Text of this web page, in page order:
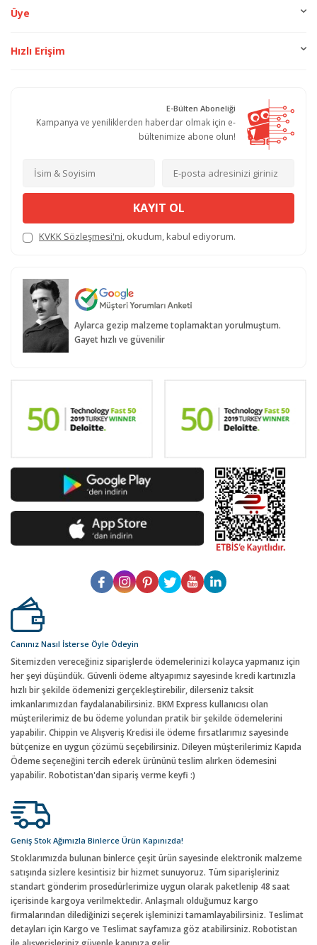
Üye
Hızlı Erişim
E-Bülten Aboneliği
Kampanya ve yeniliklerden haberdar olmak için e-
bültenimize abone olun!
KAYIT OL
KVKK Sözleşmesi'ni, okudum, kabul ediyorum.
Aylarca gezip malzeme toplamaktan yorulmuştum.
Gayet hızlı ve güvenilir
Canınız Nasıl İsterse Öyle Ödeyin
Sitemizden vereceğiniz siparişlerde ödemelerinizi kolayca yapmanız için
her şeyi düşündük. Güvenli ödeme altyapımız sayesinde kredi kartınızla
hızlı bir şekilde ödemenizi gerçekleştirebilir, dilerseniz taksit
imkanlarımızdan faydalanabilirsiniz. BKM Express kullanıcısı olan
müşterilerimiz de bu ödeme yolundan pratik bir şekilde ödemelerini
yapabilir. Chippin ve Alışveriş Kredisi ile ödeme fırsatlarımız sayesinde
bütçenize en uygun çözümü seçebilirsiniz. Dileyen müşterilerimiz Kapıda
Ödeme seçeneğini tercih ederek ürününü teslim alırken ödemesini
yapabilir. Robotistan'dan sipariş verme keyfi :)
Geniş Stok Ağımızla Binlerce Ürün Kapınızda!
Stoklarımızda bulunan binlerce çeşit ürün sayesinde elektronik malzeme
satışında sizlere kesintisiz bir hizmet sunuyoruz. Tüm siparişleriniz
standart gönderim prosedürlerimize uygun olarak paketlenip 48 saat
içerisinde kargoya verilmektedir. Anlaşmalı olduğumuz kargo
firmalarından dilediğinizi seçerek işleminizi tamamlayabilirsiniz. Teslimat
detayları için Kargo ve Teslimat sayfamıza göz atabilirsiniz. Robotistan